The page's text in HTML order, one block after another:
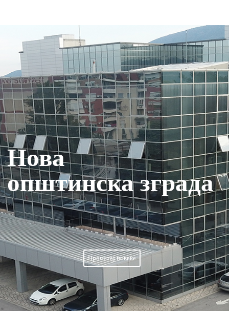
Нова
општинска зграда
Прочитај повеќе